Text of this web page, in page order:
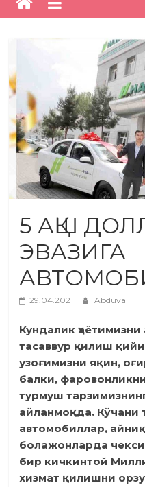
5 АҚШ
ЭВАЗИГА
29.04.2021 Abduvali
Кундалик
тасаввур қилиш
узоғимизни яқин,
балки,
турмуш
айланмоқда. Кўчани
автомобиллар,
болажонларда
бир кичкинтой
хизмат қилишни